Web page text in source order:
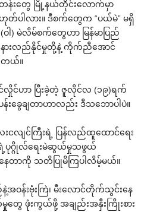
းတွေ မြို့နယ်တိုင်းလောက်မှာ
ါလား။ ဒီစက်တွေက “ပယ်မဲ” မရှိ
) မဲလိမ်စက်တွေဟာ မြန်မာပြည်
နားလည်နိုင်မှုတို့နဲ့ ကိုက်ညီအောင်
တယ်။
လှိုင်ဟာ ပြီးခဲ့တဲ့ ဇူလိုင်လ (၁၉)ရက်
န်းခွေချတာဟာလည်း ဒီသဘောပါပဲ။
းငလျင်ကြီးရဲ့ ပြန်လည်ထူထောင်ရေး
ပုဂ္ဂိုလ်ရေးမဲဆွယ်မှုသဖွယ်
ေတာကို သတိပြုမိကြပါလိမ့်မယ်။
ဝန်းဗုံးကြဲ၊ မီးလောင်တိုက်သွင်းနေ
ေ ဖုံးကွယ်ဖို့ အချည်းအနှီးကြိုးစား